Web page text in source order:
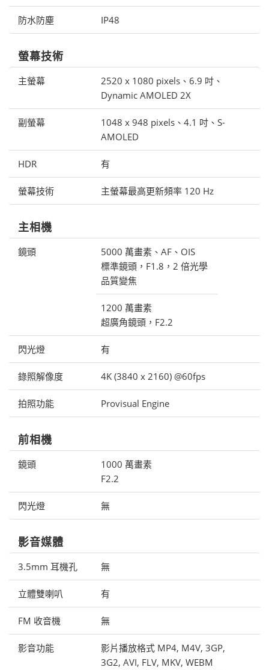
防水防塵 IP48
螢幕技術
主螢幕
2520 x 1080 pixels、6.9 吋、
Dynamic AMOLED 2X
副螢幕
1048 x 948 pixels、4.1 吋、S-
AMOLED
HDR 有
螢幕技術 主螢幕最高更新頻率 120 Hz
主相機
鏡頭
5000 萬畫素、AF、OIS
標準鏡頭，F1.8，2 倍光學
品質變焦
1200 萬畫素
超廣角鏡頭，F2.2
閃光燈 有
錄照解像度 4K (3840 x 2160) @60fps
拍照功能 Provisual Engine
前相機
鏡頭
1000 萬畫素
F2.2
閃光燈 無
影音媒體
3.5mm 耳機孔 無
立體雙喇叭 有
FM 收音機 無
影音功能
影片播放格式 MP4, M4V, 3GP,
3G2, AVI, FLV, MKV, WEBM